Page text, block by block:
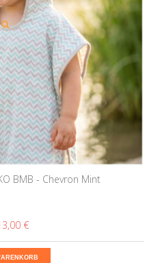
BMB - Chevron Mint
€